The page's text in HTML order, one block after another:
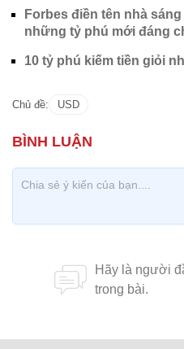
Forbes điền tên nhà
những tỷ phú mới đáng
10 tỷ phú kiếm tiền giỏi
Chủ đề: USD